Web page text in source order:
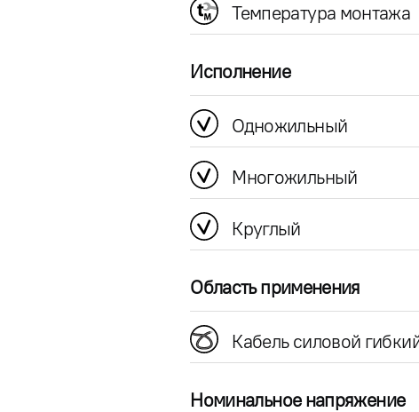
Температура монтажа
Исполнение
Одножильный
Многожильный
Круглый
Область применения
Кабель силовой
Номинальное напряжение